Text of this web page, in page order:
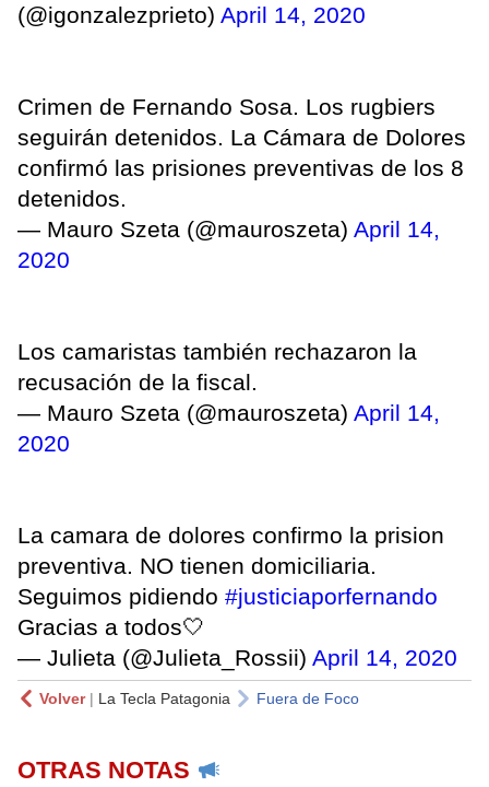
(@igonzalezprieto) April 14, 2020
Crimen de Fernando Sosa. Los rugbiers
seguirán detenidos. La Cámara de Dolores
confirmó las prisiones preventivas de los 8
detenidos.
— Mauro Szeta (@mauroszeta) April 14,
2020
Los camaristas también rechazaron la
recusación de la fiscal.
— Mauro Szeta (@mauroszeta) April 14,
2020
La camara de dolores confirmo la prision
preventiva. NO tienen domiciliaria.
Seguimos pidiendo #justiciaporfernando
Gracias a todos🤍
— Julieta (@Julieta_Rossii) April 14, 2020
Volver| La Tecla Patagonia Fuera de Foco
OTRAS NOTAS